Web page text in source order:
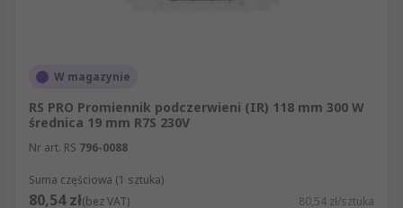
W magazynie
RS PRO Promiennik podczerwieni (IR) 118 mm 300 W
średnica 19 mm R7S 230V
Nr art. RS 796-0088
Suma częściowa (1 sztuka)
80,54 zł(bez VAT) 80,54 zł/sztuka